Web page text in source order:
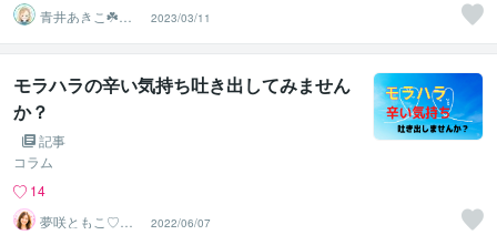
青井あきこ☘️心
の回復所
2023/03/11
モラハラの辛い気持ち吐き出してみません
か？
記事
コラム
14
夢咲ともこ♡心
あたたまる時間
2022/06/07